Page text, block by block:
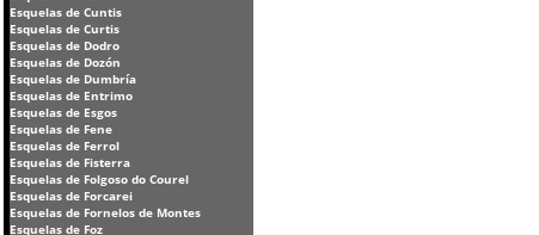
Esquelas de Cuntis
Esquelas de Curtis
Esquelas de Dodro
Esquelas de Dozón
Esquelas de Dumbría
Esquelas de Entrimo
Esquelas de Esgos
Esquelas de Fene
Esquelas de Ferrol
Esquelas de Fisterra
Esquelas de Folgoso do Courel
Esquelas de Forcarei
Esquelas de Fornelos de Montes
Esquelas de Foz